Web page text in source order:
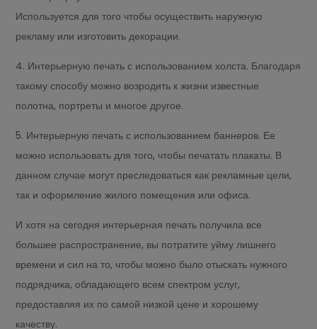
Используется для того чтобы осуществить наружную
рекламу или изготовить декорации.
4. Интерьерную печать с использованием холста. Благодаря
такому способу можно возродить к жизни известные
полотна, портреты и многое другое.
5. Интерьерную печать с использованием баннеров. Ее
можно использовать для того, чтобы печатать плакаты. В
данном случае могут преследоваться как рекламные цели,
так и оформление жилого помещения или офиса.
И хотя на сегодня интерьерная печать получила все
большее распространение, вы потратите уйму лишнего
времени и сил на то, чтобы можно было отыскать нужного
подрядчика, обладающего всем спектром услуг,
предоставляя их по самой низкой цене и хорошему
качеству.